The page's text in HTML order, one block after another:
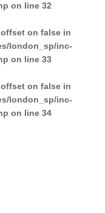
on line 32
on false in
london_sp/inc-
on line 33
on false in
london_sp/inc-
on line 34